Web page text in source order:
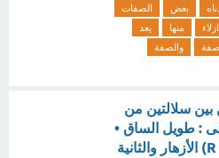
بعض
الصفات
منها
يعد
والصفة
بين سلالتين من
: طويل الساق •
صفتان راجعتان ( R) الأزهار والثانية